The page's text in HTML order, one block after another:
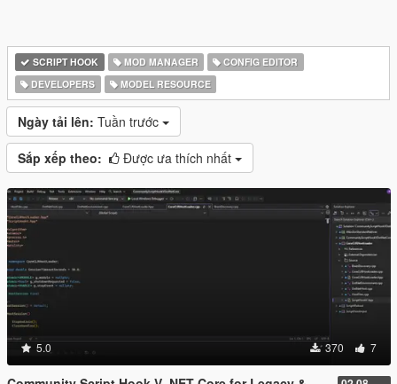
SCRIPT HOOK MOD MANAGER
CONFIG EDITOR
DEVELOPERS
MODEL RESOURCE
Ngày tải lên: Tuần trước
Sắp xếp theo: Được ưa thích nhất
5.0 370 7